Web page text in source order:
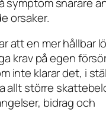
orsaker.
att en mer hållbar
krav på egen
inte klarar det, i
allt större
bidrag och